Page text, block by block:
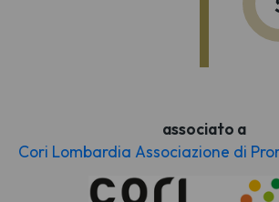
associato a
Cori Lombardia Associazione di